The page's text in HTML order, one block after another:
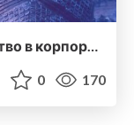
Внутреннее предпринимательство в корпорациях
0 170